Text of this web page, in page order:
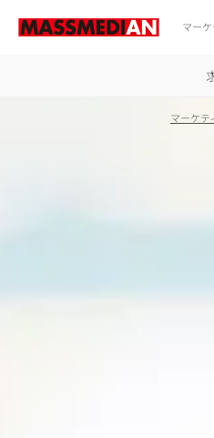
マー
マーケテ